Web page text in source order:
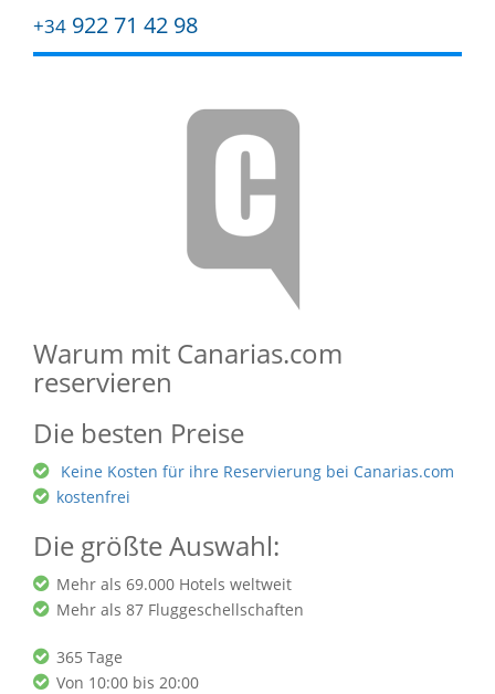
+34 922 71 42 98
Warum mit Canarias.com
reservieren
Die besten Preise
Keine Kosten für ihre Reservierung bei Canarias.com
kostenfrei
Die größte Auswahl:
Mehr als 69.000 Hotels weltweit
Mehr als 87 Fluggeschellschaften
365 Tage
Von 10:00 bis 20:00